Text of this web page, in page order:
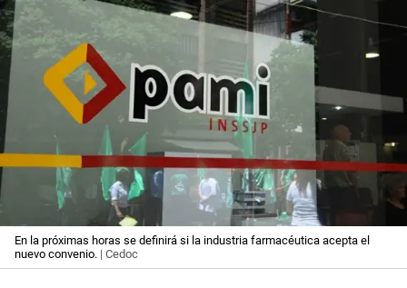
En la próximas horas se definirá si la industria farmacéutica acepta el
nuevo convenio. | Cedoc